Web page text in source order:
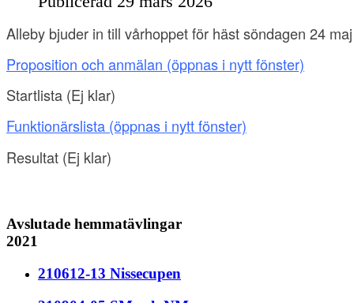
Alleby bjuder in till vårhoppet för häst söndagen 24 maj
Proposition och anmälan (öppnas i nytt fönster)
Startlista (Ej klar)
Funktionärslista (öppnas i nytt fönster)
Resultat (Ej klar)
Avslutade hemmatävlingar
2021
210612-13 Nissecupen